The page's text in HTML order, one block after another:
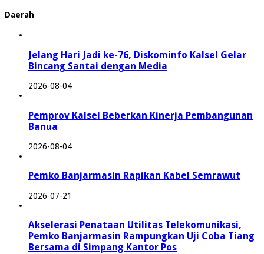
Daerah
Jelang Hari Jadi ke-76, Diskominfo Kalsel Gelar
Bincang Santai dengan Media
2026-08-04
Pemprov Kalsel Beberkan Kinerja Pembangunan
Banua
2026-08-04
Pemko Banjarmasin Rapikan Kabel Semrawut
2026-07-21
Akselerasi Penataan Utilitas Telekomunikasi,
Pemko Banjarmasin Rampungkan Uji Coba Tiang
Bersama di Simpang Kantor Pos